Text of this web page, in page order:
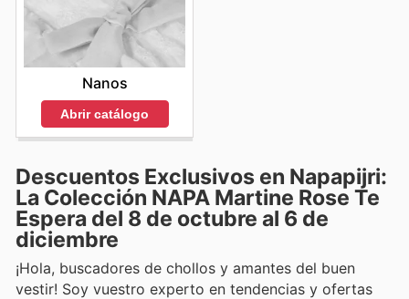
Nanos
Abrir catálogo
Descuentos Exclusivos en Napapijri:
La Colección NAPA Martine Rose Te
Espera del 8 de octubre al 6 de
diciembre
¡Hola, buscadores de chollos y amantes del buen
vestir! Soy vuestro experto en tendencias y ofertas